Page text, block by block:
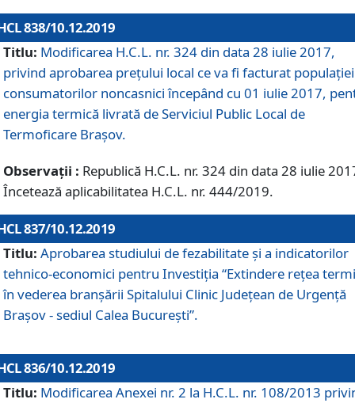
838/10.12.2019
Titlu: Modificarea H.C.L. nr. 324 din data 28 iulie 2017,
privind aprobarea preţului local ce va fi facturat
consumatorilor noncasnici începând cu 01 iulie 2017,
energia termică livrată de Serviciul Public Local de
Termoficare Braşov.
Observații : Republică H.C.L. nr. 324 din data 28 iulie
Încetează aplicabilitatea H.C.L. nr. 444/2019.
837/10.12.2019
Titlu: Aprobarea studiului de fezabilitate și a indicatorilor
tehnico-economici pentru Investiția “Extindere rețea
în vederea branșării Spitalului Clinic Județean de Urgență
Brașov - sediul Calea București”.
836/10.12.2019
Titlu: Modificarea Anexei nr. 2 la H.C.L. nr. 108/2013